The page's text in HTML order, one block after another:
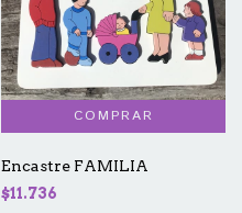
Encastre FAMILIA
$11.736